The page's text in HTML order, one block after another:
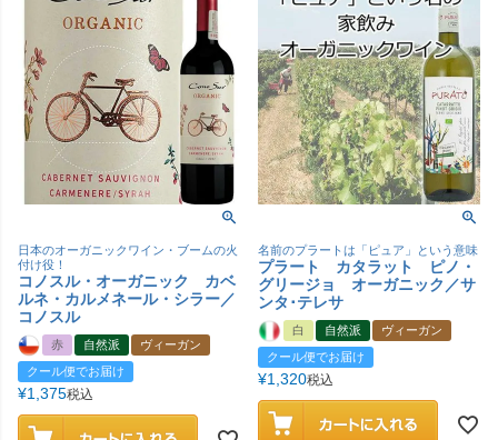
日本のオーガニックワイン・ブームの火
付け役！
コノスル・オーガニック カベ
ルネ・カルメネール・シラー／
コノスル
赤 自然派
ヴィーガン
クール便でお届け
¥1,375税込
名前のプラートは「ピュア」という意味
プラート カタラット ピノ・
グリージョ オーガニック／サ
ンタ･テレサ
白 自然派
ヴィーガン
クール便でお届け
¥1,320税込